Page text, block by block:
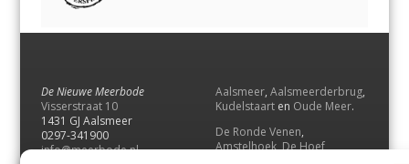
De Nieuwe Meerbode
Visserstraat 10
1431 GJ Aalsmeer
0297-341900
info@meerbode.nl
Aalsmeer, Aalsmeerderbrug,
Kudelstaart en Oude Meer.
De Ronde Venen,
Amstelhoek,De Hoef,